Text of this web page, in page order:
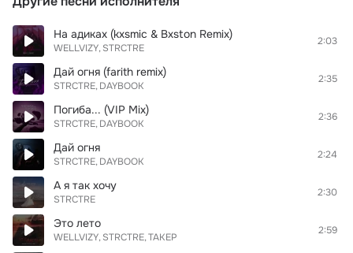
На адиках (kxsmic & Bxston Remix)
WELLVIZY STRCTRE
2:03
Дай огня (farith remix)
STRCTRE DAYBOOK
2:35
Погиба... (VIP Mix)
STRCTRE DAYBOOK
2:36
Дай огня
STRCTRE DAYBOOK
2:24
А я так хочу
STRCTRE
2:30
Это лето
WELLVIZY STRCTRE ТАКЕР
2:59